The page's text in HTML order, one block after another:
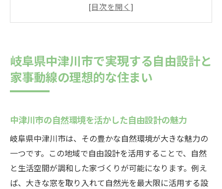
家事動線を考慮した効率的な間取りの提案
ント
住まいの快適性を高める家事動線の工夫
家事動線を最適化するための自由設計のヒント
本
家事効率を高める収納計画の立て方
動線を意識した家具配置のポイント
岐阜県中津川市で実現する自由設計と
家事動線の理想的な住まい
中津川市の自然環境を活かした自由設計の魅力
岐阜県中津川市は、その豊かな自然環境が大きな魅力の
一つです。この地域で自由設計を活用することで、自然
と生活空間が調和した家づくりが可能になります。例え
ば、大きな窓を取り入れて自然光を最大限に活用する設